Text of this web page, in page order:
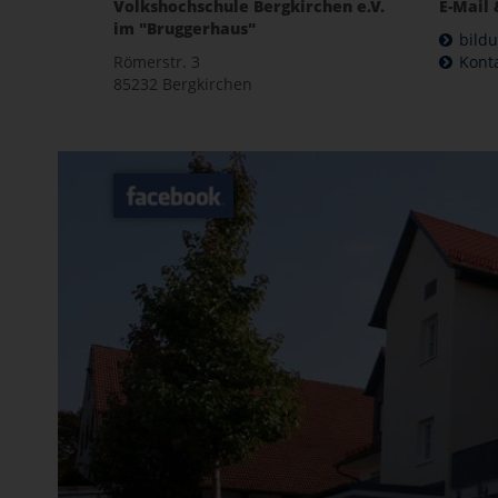
Volkshochschule Bergkirchen e.V.
im "Bruggerhaus"
Römerstr. 3
85232 Bergkirchen
E-Mail